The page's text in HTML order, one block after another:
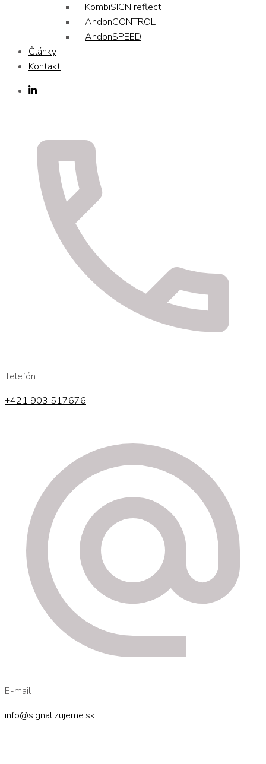
KombiSIGN reflect
AndonCONTROL
AndonSPEED
Články
Kontakt
Telefón
+421 903 517676
E-mail
info@signalizujeme.sk